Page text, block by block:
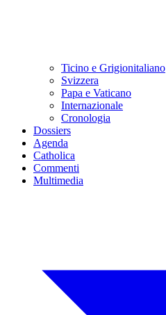
Ticino e Grigionitaliano
Svizzera
Papa e Vaticano
Internazionale
Cronologia
Dossiers
Agenda
Catholica
Commenti
Multimedia